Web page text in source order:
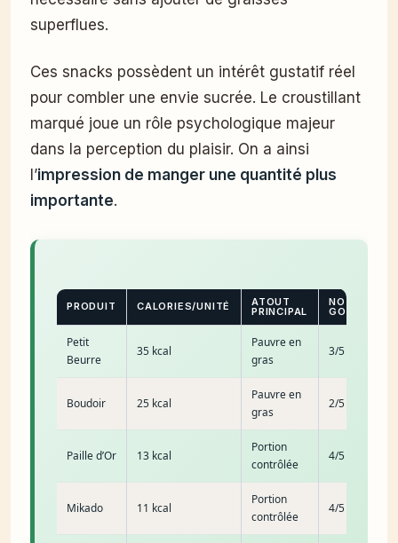
superflues.
Ces snacks possèdent un intérêt gustatif réel
pour combler une envie sucrée. Le croustillant
marqué joue un rôle psychologique majeur
dans la perception du plaisir. On a ainsi
l’impression de manger une quantité plus
importante.
PRODUIT CALORIES/UNITÉ ATOUT
PRINCIPAL
NOTE
Petit
Beurre
35 kcal
Pauvre en
gras
3/5
Boudoir 25 kcal
Pauvre en
gras
2/5
Paille d’Or 13 kcal
Portion
contrôlée
4/5
Mikado 11 kcal
Portion
contrôlée
4/5